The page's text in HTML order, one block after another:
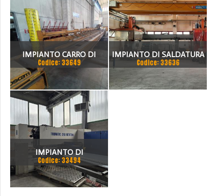
IMPIANTO CARRO DI
TAGLIO
Codice: 33649
IMPIANTO DI SALDATURA
ROBOTIZZATO CON
BINARIO UNICO,
Codice: 33636
IMPIANTO DI
PUNZONATIRA TRUMPF -
TRUMATIC TC 260
Codice: 33494